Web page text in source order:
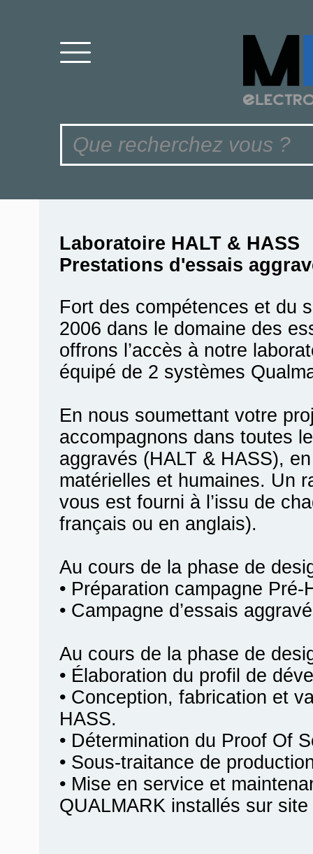
Laboratoire HALT & HASS
Prestations d'essais
Fort des compétences et du
2006 dans le domaine des
offrons l’accès à notre
équipé de 2 systèmes
En nous soumettant votre
accompagnons dans toutes
aggravés (HALT & HASS),
matérielles et humaines. Un
vous est fourni à l’issu de
français ou en anglais).
Au cours de la phase de
• Préparation campagne Pré-
• Campagne d’essais
Au cours de la phase de
• Élaboration du profil de
• Conception, fabrication et
HASS.
• Détermination du Proof Of
• Sous-traitance de
• Mise en service et
QUALMARK installés sur